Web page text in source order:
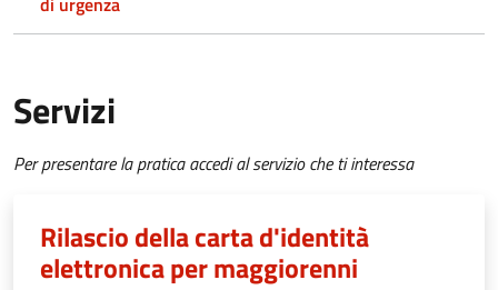
Servizi
Per presentare la pratica accedi al servizio che ti interessa
Rilascio della carta d'identità
elettronica per maggiorenni